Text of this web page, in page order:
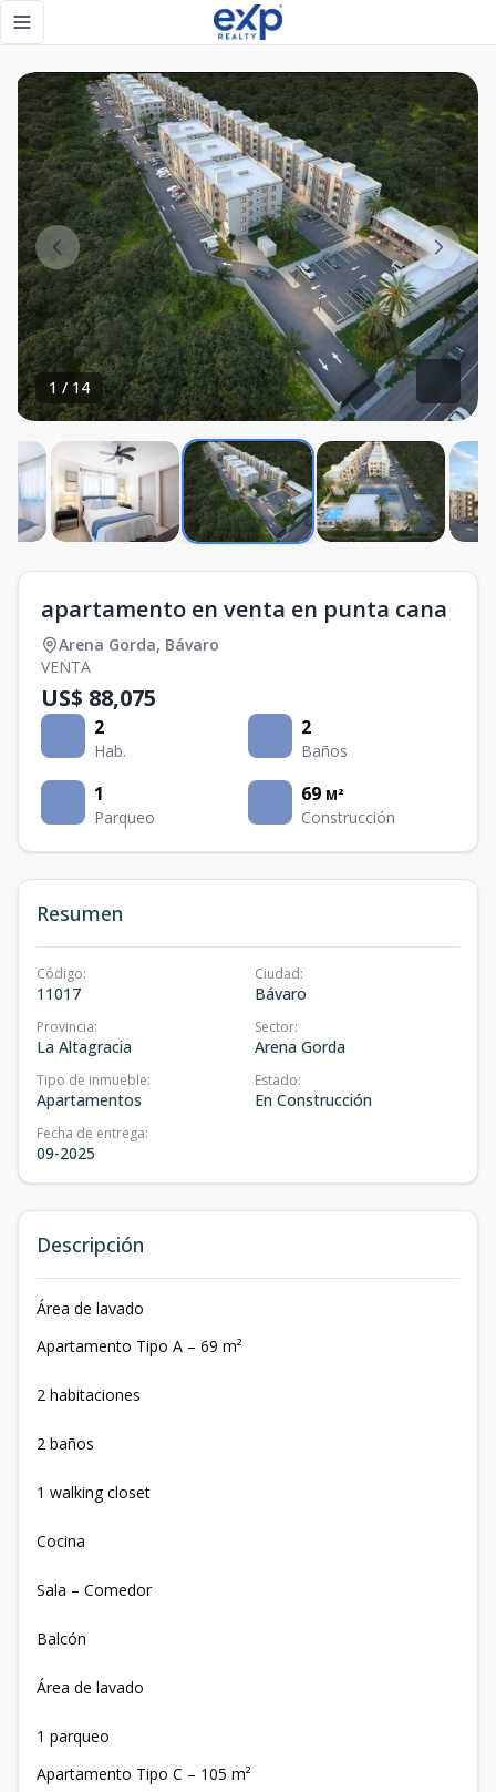
Toggle navigation menu
1 / 14
apartamento en venta en punta cana
Arena Gorda, Bávaro
VENTA
US$ 88,075
2
Hab.
2
Baños
1
Parqueo
69 M²
Construcción
Resumen
Código:
11017
Ciudad:
Bávaro
Provincia:
La Altagracia
Sector:
Arena Gorda
Tipo de inmueble:
Apartamentos
Estado:
En Construcción
Fecha de entrega:
09-2025
Descripción
Área de lavado
Apartamento Tipo A – 69 m²
2 habitaciones
2 baños
1 walking closet
Cocina
Sala – Comedor
Balcón
Área de lavado
1 parqueo
Apartamento Tipo C – 105 m²
apartamento en venta en punta cana - eXp Realty